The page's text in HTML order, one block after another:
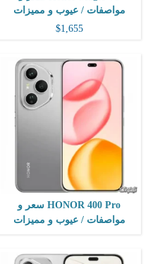
مواصفات / عيوب و مميزات
$1,655
HONOR 400 Pro سعر و
مواصفات / عيوب و مميزات
التخزين / الرام:256 جيجابايت /الرام8 أو 12 جيجابايت
الكاميرا:
الشاشة:6.7 بوصة - 120 هرتز - AMOLED
نظام التشغيل:اندرويد 15
البطارية:5230 مللي أمبير - 35 واط
View Details ←